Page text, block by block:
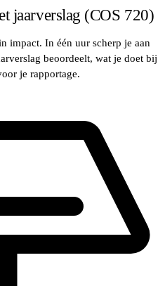
jaarverslag (COS 720)
impact. In één uur scherp je aan
beoordeelt, wat je doet bij
je rapportage.